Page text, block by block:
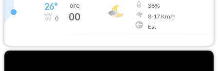
26°
0
ore
00
38%
8-17Km/h
Est